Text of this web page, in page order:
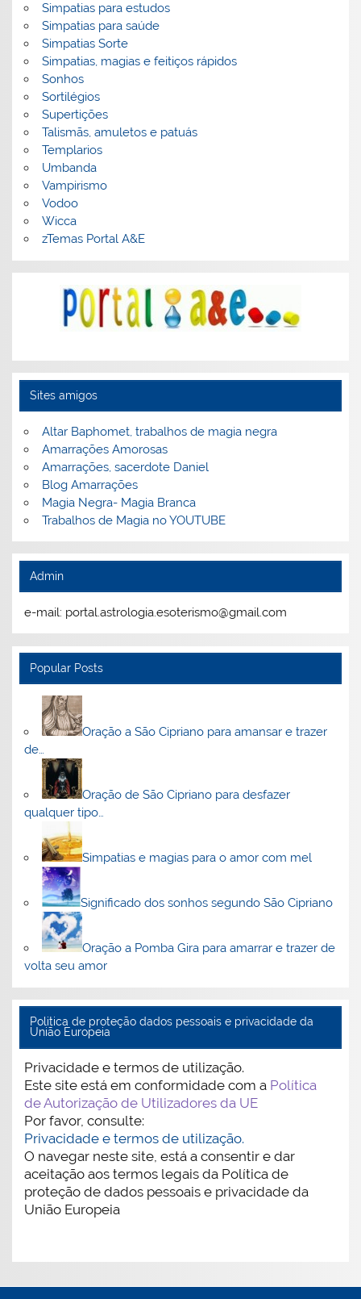
Simpatias para estudos
Simpatias para saúde
Simpatias Sorte
Simpatias, magias e feitiços rápidos
Sonhos
Sortilégios
Supertições
Talismãs, amuletos e patuás
Templarios
Umbanda
Vampirismo
Vodoo
Wicca
zTemas Portal A&E
Sites amigos
Altar Baphomet, trabalhos de magia negra
Amarrações Amorosas
Amarrações, sacerdote Daniel
Blog Amarrações
Magia Negra- Magia Branca
Trabalhos de Magia no YOUTUBE
Admin
e-mail: portal.astrologia.esoterismo@gmail.com
Popular Posts
Oração a São Cipriano para amansar e trazer
de…
Oração de São Cipriano para desfazer
qualquer tipo…
Simpatias e magias para o amor com mel
Significado dos sonhos segundo São Cipriano
Oração a Pomba Gira para amarrar e trazer de
volta seu amor
Politica de proteção dados pessoais e privacidade da
União Europeia
Privacidade e termos de utilização.
Este site está em conformidade com a Política
de Autorização de Utilizadores da UE
Por favor, consulte:
Privacidade e termos de utilização.
O navegar neste site, está a consentir e dar
aceitação aos termos legais da Política de
proteção de dados pessoais e privacidade da
União Europeia